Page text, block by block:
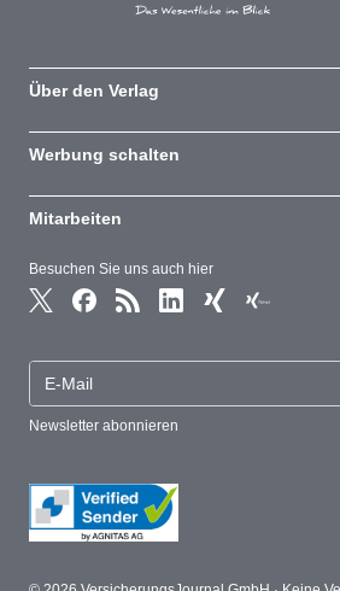
Besuchen Sie uns auch hier
Newsletter abonnieren
Über den Verlag
Werbung schalten
Mitarbeiten